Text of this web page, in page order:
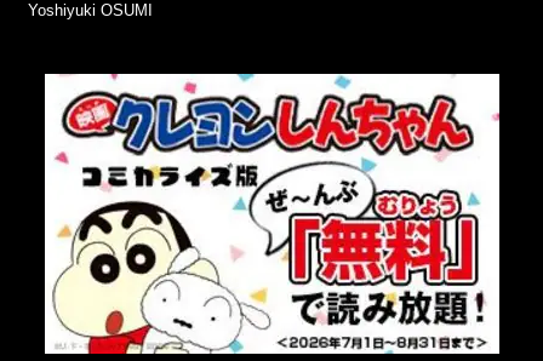
Yoshiyuki OSUMI